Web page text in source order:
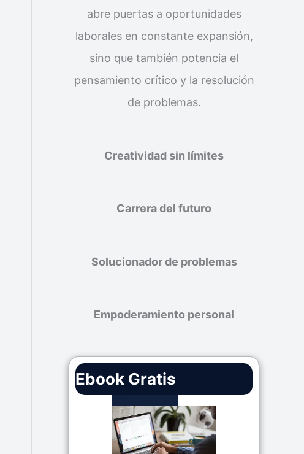
abre puertas a oportunidades
laborales en constante expansión,
sino que también potencia el
pensamiento crítico y la resolución
de problemas.
Creatividad sin límites
Carrera del futuro
Solucionador de problemas
Empoderamiento personal
Ebook Gratis